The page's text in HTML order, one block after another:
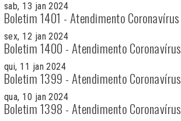
sab, 13 jan 2024
Boletim 1401 - Atendimento Coronavírus
sex, 12 jan 2024
Boletim 1400 - Atendimento Coronavírus
qui, 11 jan 2024
Boletim 1399 - Atendimento Coronavírus
qua, 10 jan 2024
Boletim 1398 - Atendimento Coronavírus